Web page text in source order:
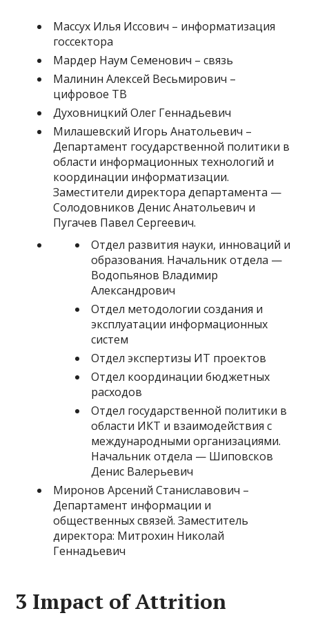
Массух Илья Иссович – информатизация
госсектора
Мардер Наум Семенович – связь
Малинин Алексей Весьмирович –
цифровое ТВ
Духовницкий Олег Геннадьевич
Милашевский Игорь Анатольевич –
Департамент государственной политики в
области информационных технологий и
координации информатизации.
Заместители директора департамента —
Солодовников Денис Анатольевич и
Пугачев Павел Сергеевич.
Отдел развития науки, инноваций и
образования. Начальник отдела —
Водопьянов Владимир
Александрович
Отдел методологии создания и
эксплуатации информационных
систем
Отдел экспертизы ИТ проектов
Отдел координации бюджетных
расходов
Отдел государственной политики в
области ИКТ и взаимодействия с
международными организациями.
Начальник отдела — Шиповсков
Денис Валерьевич
Миронов Арсений Станиславович –
Департамент информации и
общественных связей. Заместитель
директора: Митрохин Николай
Геннадьевич
3 Impact of Attrition